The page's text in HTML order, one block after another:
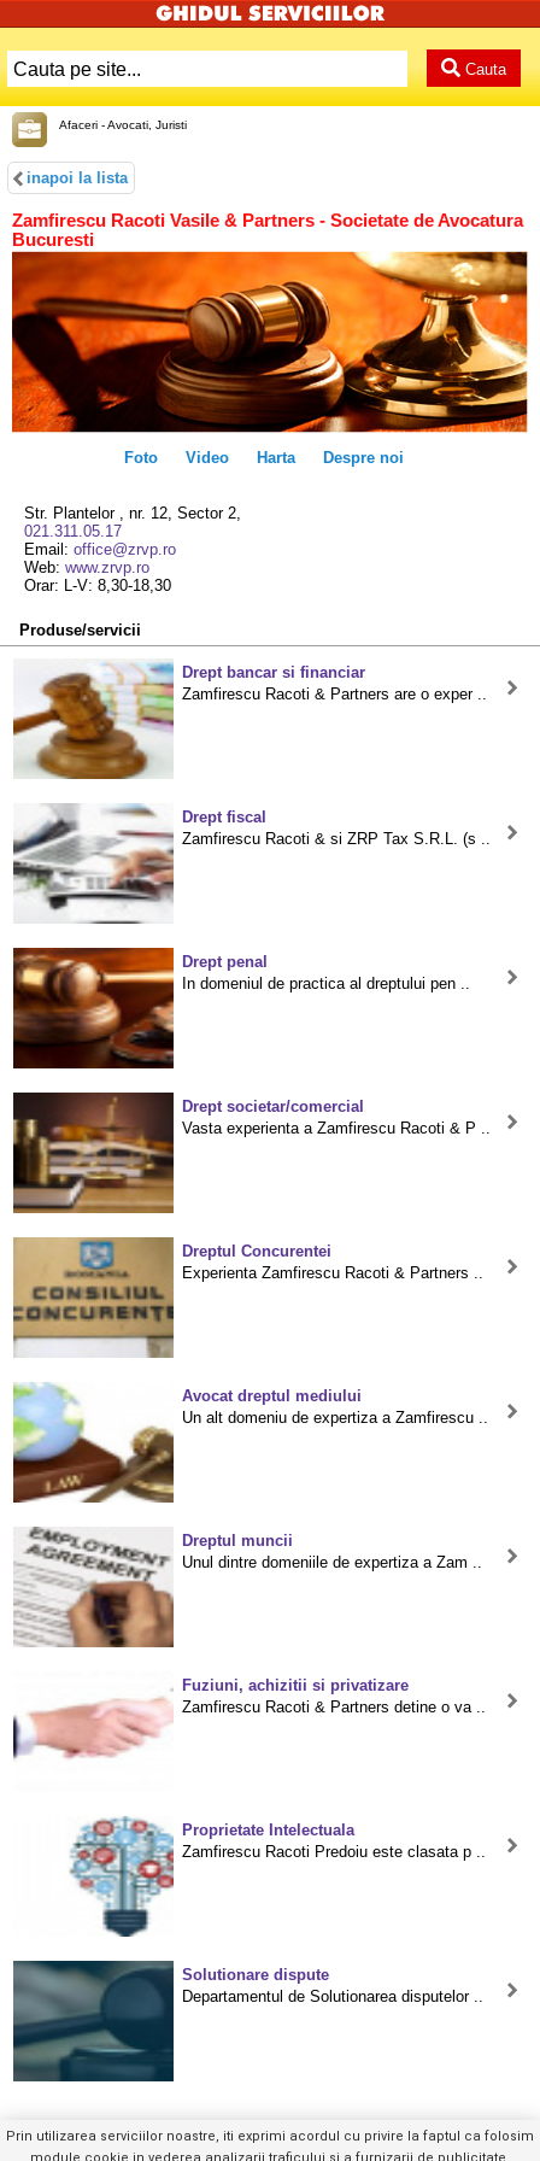
Cauta
Afaceri - Avocati, Juristi
inapoi la lista
Zamfirescu Racoti Vasile & Partners - Societate de Avocatura
Bucuresti
Foto Video Harta Despre noi
Str. Plantelor , nr. 12, Sector 2,
021.311.05.17
Email: office@zrvp.ro
Web: www.zrvp.ro
Orar: L-V: 8,30-18,30
Produse/servicii
Drept bancar si financiar
Zamfirescu Racoti & Partners are o exper ..
Drept fiscal
Zamfirescu Racoti & si ZRP Tax S.R.L. (s ..
Drept penal
In domeniul de practica al dreptului pen ..
Drept societar/comercial
Vasta experienta a Zamfirescu Racoti & P ..
Dreptul Concurentei
Experienta Zamfirescu Racoti & Partners ..
Avocat dreptul mediului
Un alt domeniu de expertiza a Zamfirescu ..
Dreptul muncii
Unul dintre domeniile de expertiza a Zam ..
Fuziuni, achizitii si privatizare
Zamfirescu Racoti & Partners detine o va ..
Proprietate Intelectuala
Zamfirescu Racoti Predoiu este clasata p ..
Solutionare dispute
Departamentul de Solutionarea disputelor ..
Prin utilizarea serviciilor noastre, iti exprimi acordul cu privire la faptul ca folosim